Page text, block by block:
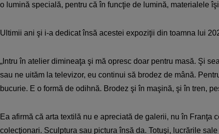
o lumină specială, pentru că în funcţie de lumină, materialele
Ultimii ani şi i-a dedicat însă acestei expoziţii din toamna lui
„Intru în atelier dimineaţa şi mă opresc doar pentru masă. Şi
sau ne uităm la televizor, eu continui să brodez de mână.
bucurie. E o formă de odihnă. Brodez şi în maşină, şi în tren,
Ea afirmă că arta textilă nu e apreciată de galerii, nu în Franţa
colecţionari. Sculptura sau pictura însă da. Totuşi, lucrările